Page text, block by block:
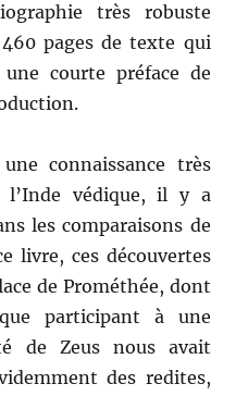
très robuste
pages de texte qui
courte préface de
connaissance très
védique, il y a
les comparaisons de
livre, ces découvertes
de Prométhée, dont
participant à une
de Zeus nous avait
des redites,